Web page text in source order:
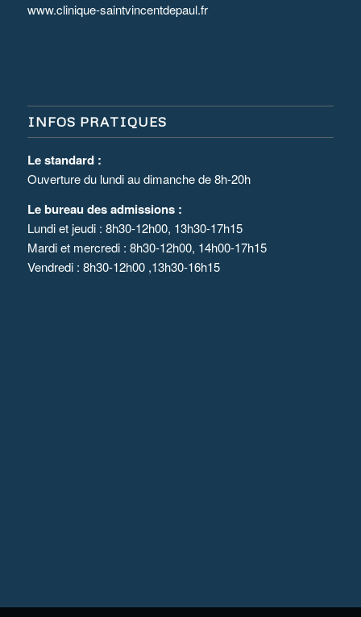
www.clinique-saintvincentdepaul.fr
INFOS PRATIQUES
Le standard :
Ouverture du lundi au dimanche de 8h-20h
Le bureau des admissions :
Lundi et jeudi : 8h30-12h00, 13h30-17h15
Mardi et mercredi : 8h30-12h00, 14h00-17h15
Vendredi : 8h30-12h00 ,13h30-16h15